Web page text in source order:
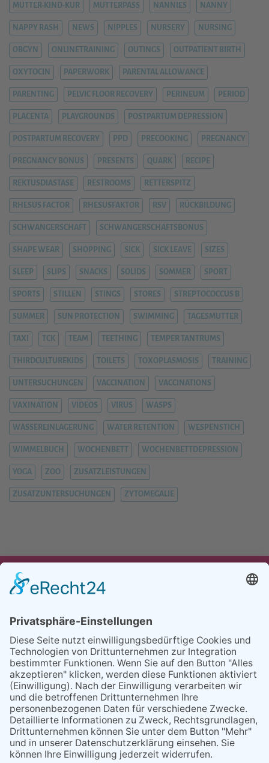
MUTTER-KIND-KUR MUTTERPASS NANNIES NANNY
NAPPY RASH NEWS NIPPLES NURSERY NURSING
OBGYN ONLINETRAINING OUTINGS OUTPATIENT BIRTH
OXYTOCIN PAPERWORK PARENTAL ALLOWANCE
PARENTING PELVIC FLOOR RECOVERY PERINEUM PERIOD
PLACENTA PLAYGROUNDS POSTPARTUM DEPRESSION
POSTPARTUM RECOVERY PPD PRECOOKING PREGNANCY
PREGNANCY BONUS PRESENTS QUARK RECIPE
REKTUSDIASTASE RESTROOMS RETTERSPITZ
RHESUS FACTOR RHESUSFAKTOR RSV RÜCKBILDUNG
SCHWANGERSCHAFT SCHWANGERSCHAFTSBONUS
SHAPE WEAR SHOPPING SICK SICK LEAVE SIZES
SLEEP SLIPS SNACKS SOLIDS SOMMER SPORT
SPORTS STILLEN STINGS STORES STREPTOCOCCUS B
SUMMER SUN PROTECTION SWIMMING TAGESMUTTER
TAXI TCK TEAM TEETHING TEMPER TANTRUMS
THIRDCULTUREKIDS TOILETS TOXOPLASMOSIS TRAINING
UNTERSUCHUNGEN VACCINATION VACCINATIONS
VAXINATION VIDEOS VIRUS WASPS
WASSEREINLAGERUNG WATER RETENTION WESPENSTICH
WIMMELBUCH WOCHENBETT WOCHENBETTDEPRESSION
YOGA ZOO ZUSATZLEISTUNGEN
ZUSATZUNTERSUCHUNGEN ZYTOMEGALIE
UNSER ANGEBOT
PARTNER
REFERENZEN
BLOG
FAQ
KONTAKT
BESUCHEN
BESUCHEN